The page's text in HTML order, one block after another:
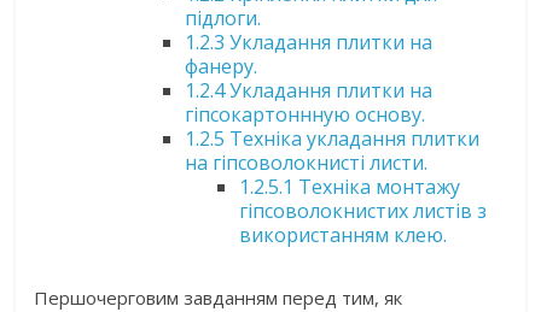
підлоги.
1.2.3 Укладання плитки на
фанеру.
1.2.4Укладання плитки на
гіпсокартоннную основу.
1.2.5 Техніка укладання плитки
на гіпсоволокнисті листи.
1.2.5.1 Техніка монтажу
гіпсоволокнистих листів з
використанням клею.
Першочерговим завданням перед тим, як